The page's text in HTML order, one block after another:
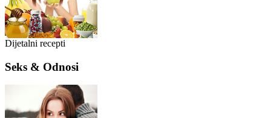
Dijetalni recepti
Seks & Odnosi